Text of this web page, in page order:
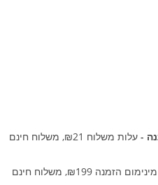
עלות משלוח ₪21, משלוח חינם
עלות משלוח ₪35, מינימום הזמנה ₪199, משלוח חינם